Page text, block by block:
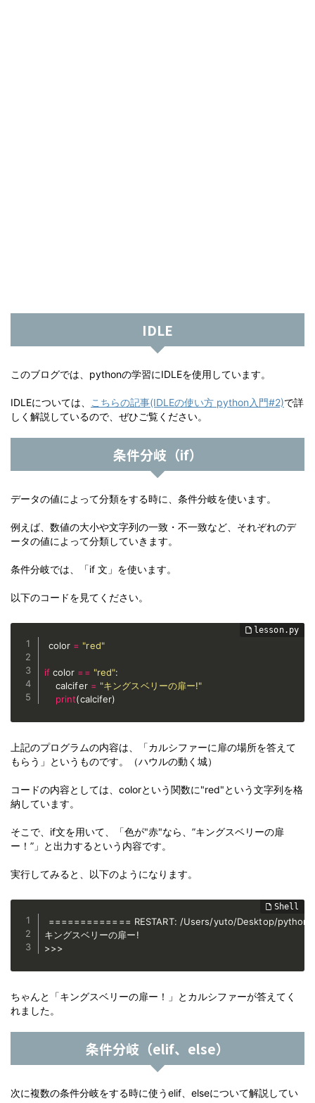
IDLE
このブログでは、pythonの学習にIDLEを使用しています。
IDLEについては、 こちらの記事(IDLEの使い方 python入門#2)で詳
しく解説しているので、ぜひご覧ください。
条件分岐（if）
データの値によって分類をする時に、条件分岐を使います。
例えば、数値の大小や文字列の一致・不一致など、それぞれのデ
ータの値によって分類していきます。
条件分岐では、「if 文」を使います。
以下のコードを見てください。
color = "red"
if color == "red":
    calcifer
= "キングスベリーの扉ー!"
print(calcifer)
上記のプログラムの内容は、「カルシファーに扉の場所を答えて
もらう」というものです。（ハウルの動く城）
コードの内容としては、colorという関数に"red"という文字列を格
納しています。
そこで、if文を用いて、「色が"赤"なら、”キングスベリーの扉
ー！”」と出力するという内容です。
実行してみると、以下のようになります。
============= RESTART: /Users/yuto/Desktop/
キングスベリーの扉ー!
>>>
ちゃんと「キングスベリーの扉ー！」とカルシファーが答えてく
れました。
条件分岐（elif、else）
次に複数の条件分岐をする時に使うelif、elseについて解説してい